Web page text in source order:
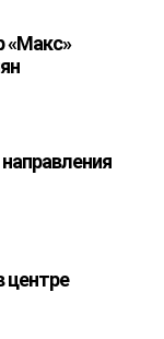
«Макс»
центре